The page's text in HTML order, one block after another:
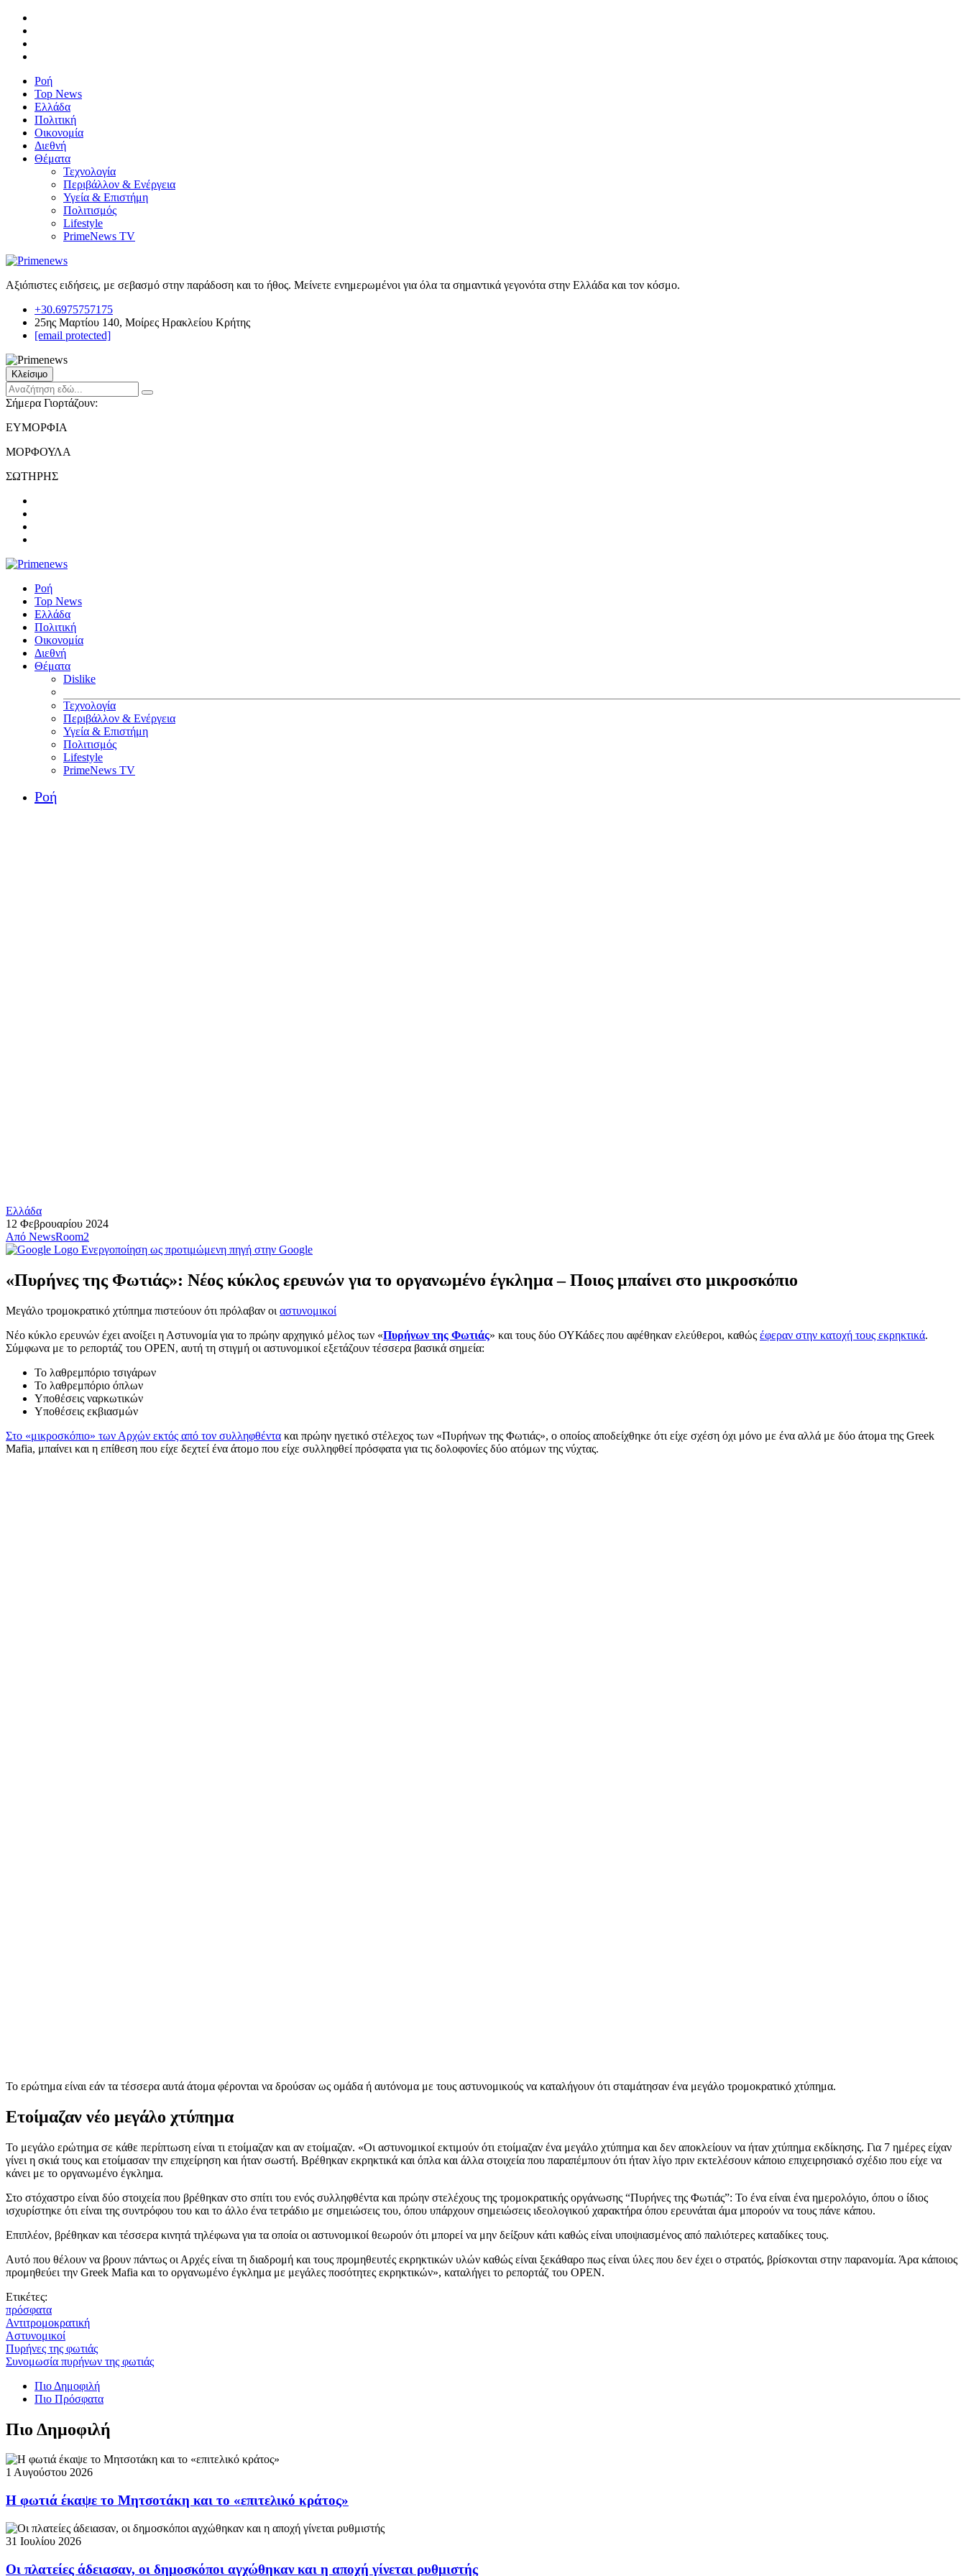
Ροή
Top News
Ελλάδα
Πολιτική
Οικονομία
Διεθνή
Θέματα
Τεχνολογία
Περιβάλλον & Ενέργεια
Υγεία & Επιστήμη
Πολιτισμός
Lifestyle
PrimeNews TV
Αξιόπιστες ειδήσεις, με σεβασμό στην παράδοση και το ήθος. Μείνετε ενημερωμένοι για όλα τα σημαντικά γεγονότα στην Ελλάδα και τον κόσμο.
+30.6975757175
25ης Μαρτίου 140, Μοίρες Ηρακλείου Κρήτης
[email protected]
Κλείσιμο
Σήμερα Γιορτάζουν:
ΕΥΜΟΡΦΙΑ
ΜΟΡΦΟΥΛΑ
ΣΩΤΗΡΗΣ
Ροή
Top News
Ελλάδα
Πολιτική
Οικονομία
Διεθνή
Θέματα
Dislike
Τεχνολογία
Περιβάλλον & Ενέργεια
Υγεία & Επιστήμη
Πολιτισμός
Lifestyle
PrimeNews TV
Ροή
Ελλάδα
12 Φεβρουαρίου 2024
Από NewsRoom2
Ενεργοποίηση ως προτιμώμενη πηγή στην Google
«Πυρήνες της Φωτιάς»: Νέος κύκλος ερευνών για το οργανωμένο έγκλημα – Ποιος μπαίνει στο μικροσκόπιο
Μεγάλο τρομοκρατικό χτύπημα πιστεύουν ότι πρόλαβαν οι αστυνομικοί
Νέο κύκλο ερευνών έχει ανοίξει η Αστυνομία για το πρώην αρχηγικό μέλος των «Πυρήνων της Φωτιάς» και τους δύο ΟΥΚάδες που αφέθηκαν ελεύθεροι, καθώς έφεραν στην κατοχή τους εκρηκτικά.
Σύμφωνα με το ρεπορτάζ του OPEN, αυτή τη στιγμή οι αστυνομικοί εξετάζουν τέσσερα βασικά σημεία:
Το λαθρεμπόριο τσιγάρων
Το λαθρεμπόριο όπλων
Υποθέσεις ναρκωτικών
Υποθέσεις εκβιασμών
Στο «μικροσκόπιο» των Αρχών εκτός από τον συλληφθέντα και πρώην ηγετικό στέλεχος των «Πυρήνων της Φωτιάς», ο οποίος αποδείχθηκε ότι είχε σχέση όχι μόνο με ένα αλλά με δύο άτομα της Greek
Mafia, μπαίνει και η επίθεση που είχε δεχτεί ένα άτομο που είχε συλληφθεί πρόσφατα για τις δολοφονίες δύο ατόμων της νύχτας.
Το ερώτημα είναι εάν τα τέσσερα αυτά άτομα φέρονται να δρούσαν ως ομάδα ή αυτόνομα με τους αστυνομικούς να καταλήγουν ότι σταμάτησαν ένα μεγάλο τρομοκρατικό χτύπημα.
Ετοίμαζαν νέο μεγάλο χτύπημα
Το μεγάλο ερώτημα σε κάθε περίπτωση είναι τι ετοίμαζαν και αν ετοίμαζαν. «Οι αστυνομικοί εκτιμούν ότι ετοίμαζαν ένα μεγάλο χτύπημα και δεν αποκλείουν να ήταν χτύπημα εκδίκησης. Για 7 ημέρες είχαν
γίνει η σκιά τους και ετοίμασαν την επιχείρηση και ήταν σωστή. Βρέθηκαν εκρηκτικά και όπλα και άλλα στοιχεία που παραπέμπουν ότι ήταν λίγο πριν εκτελέσουν κάποιο επιχειρησιακό σχέδιο που είχε να
κάνει με το οργανωμένο έγκλημα.
Στο στόχαστρο είναι δύο στοιχεία που βρέθηκαν στο σπίτι του ενός συλληφθέντα και πρώην στελέχους της τρομοκρατικής οργάνωσης “Πυρήνες της Φωτιάς”: Το ένα είναι ένα ημερολόγιο, όπου ο ίδιος
ισχυρίστηκε ότι είναι της συντρόφου του και το άλλο ένα τετράδιο με σημειώσεις του, όπου υπάρχουν σημειώσεις ιδεολογικού χαρακτήρα όπου ερευνάται άμα μπορούν να τους πάνε κάπου.
Επιπλέον, βρέθηκαν και τέσσερα κινητά τηλέφωνα για τα οποία οι αστυνομικοί θεωρούν ότι μπορεί να μην δείξουν κάτι καθώς είναι υποψιασμένος από παλιότερες καταδίκες τους.
Αυτό που θέλουν να βρουν πάντως οι Αρχές είναι τη διαδρομή και τους προμηθευτές εκρηκτικών υλών καθώς είναι ξεκάθαρο πως είναι ύλες που δεν έχει ο στρατός, βρίσκονται στην παρανομία. Άρα κάποιος
προμηθεύει την Greek Mafia και το οργανωμένο έγκλημα με μεγάλες ποσότητες εκρηκτικών», καταλήγει το ρεπορτάζ του OPEN.
Ετικέτες:
πρόσφατα
Αντιτρομοκρατική
Αστυνομικοί
Πυρήνες της φωτιάς
Συνομωσία πυρήνων της φωτιάς
Πιο Δημοφιλή
Πιο Πρόσφατα
Πιο Δημοφιλή
1 Αυγούστου 2026
Η φωτιά έκαψε το Μητσοτάκη και το «επιτελικό κράτος»
31 Ιουλίου 2026
Οι πλατείες άδειασαν, οι δημοσκόποι αγχώθηκαν και η αποχή γίνεται ρυθμιστής